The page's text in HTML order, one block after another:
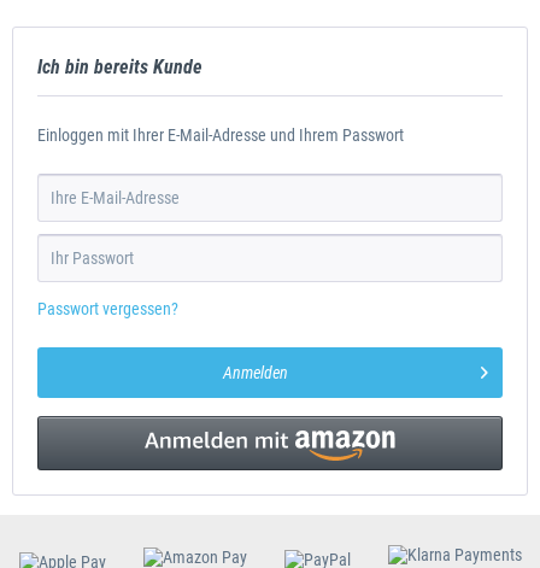
Ich bin bereits Kunde
Einloggen mit Ihrer E-Mail-Adresse und Ihrem Passwort
Passwort vergessen?
Anmelden